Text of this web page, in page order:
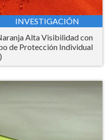
INVESTIGACIÓN
Alta Visibilidad con
de Protección Individual